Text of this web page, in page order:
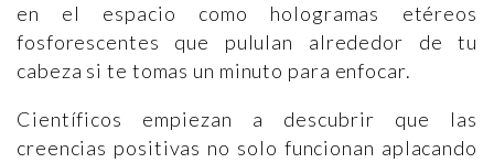
en el espacio como hologramas etéreos
fosforescentes que pululan alrededor de tu
cabeza si te tomas un minuto para enfocar.
Científicos empiezan a descubrir que las
creencias positivas no solo funcionan aplacando